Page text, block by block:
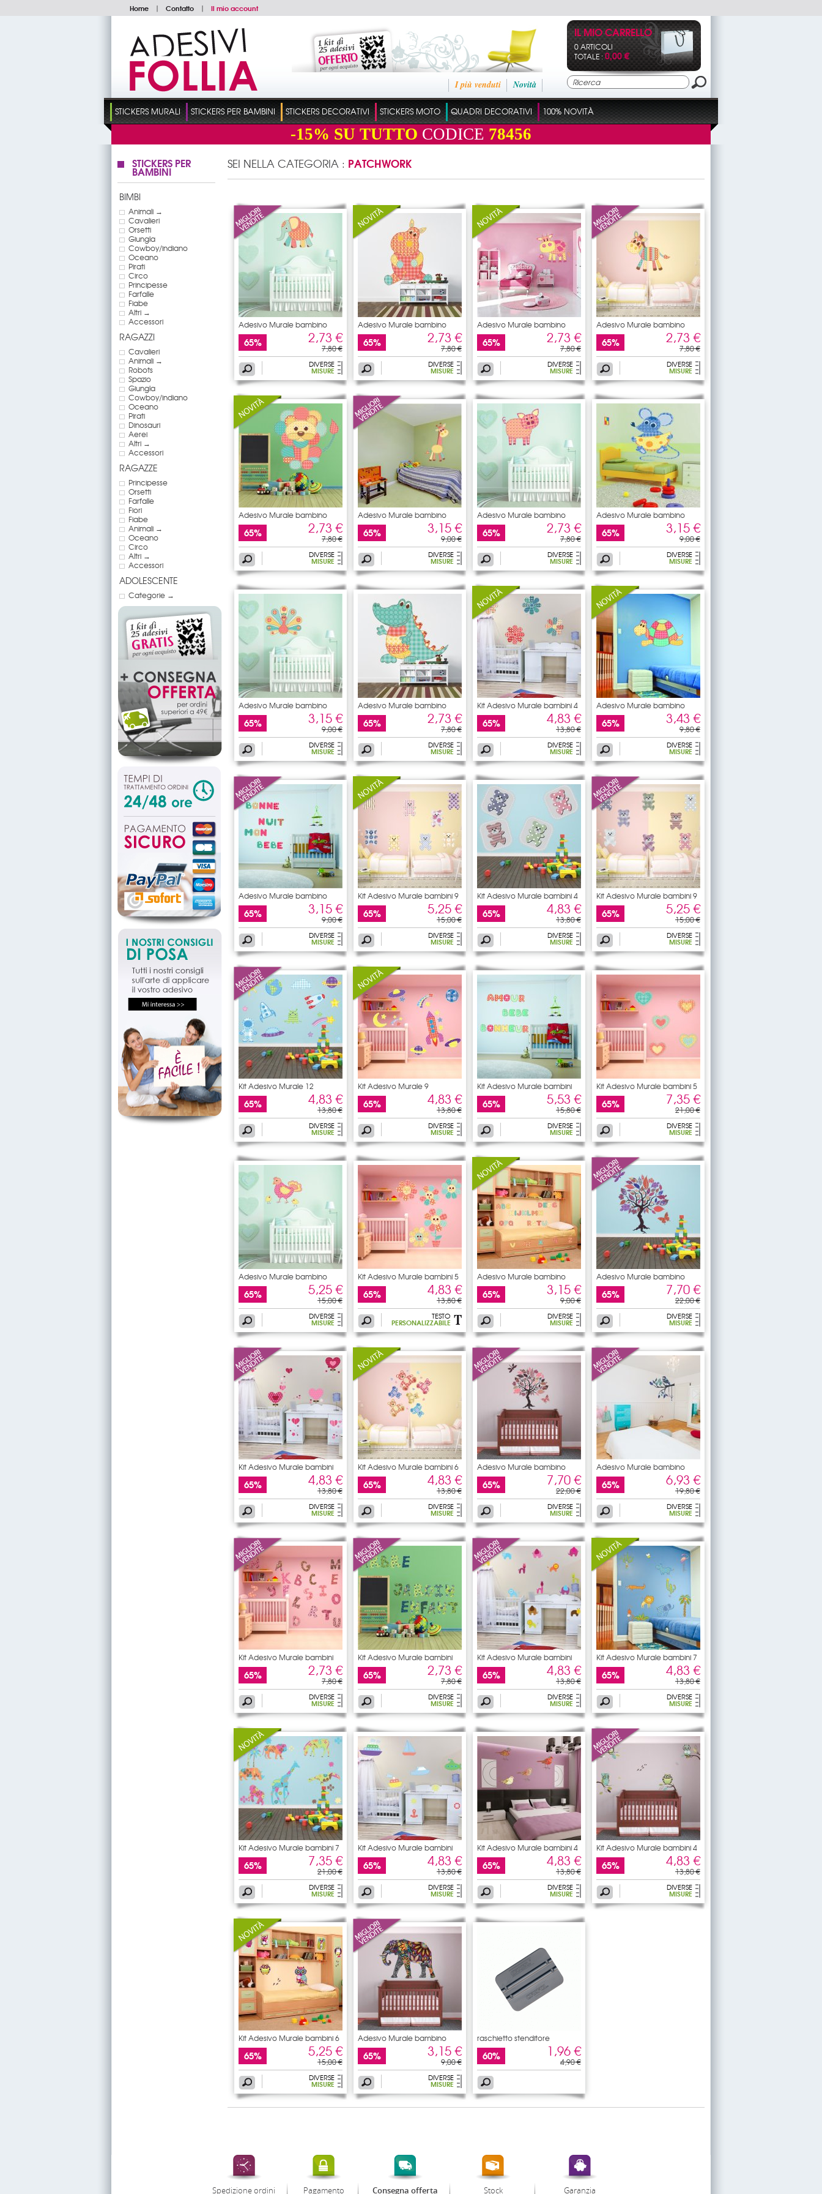
Home | Contatto | Il mio account
Novità
I più venduti
IL MIO CARRELLO
0 ARTICOLI
TOTALE :0,00 €
STICKERS MURALI STICKERS PER BAMBINI STICKERS DECORATIVI STICKERS MOTO QUADRI DECORATIVI 100% NOVITÀ
-15% SU TUTTO CODICE 78456
STICKERS PER
BAMBINI
BIMBI
Animali →
Cavalieri
Orsetti
Giungla
Cowboy/indiano
Oceano
Pirati
Circo
Principesse
Farfalle
Fiabe
Altri →
Accessori
RAGAZZI
Cavalieri
Animali →
Robots
Spazio
Giungla
Cowboy/indiano
Oceano
Pirati
Dinosauri
Aerei
Altri →
Accessori
RAGAZZE
Principesse
Orsetti
Farfalle
Fiori
Fiabe
Animali →
Oceano
Circo
Altri →
Accessori
ADOLESCENTE
Categorie →
SEI NELLA CATEGORIA : PATCHWORK
Adesivo Murale bambino
65% 2,73 €
7,80 €
DIVERSE
MISURE
Adesivo Murale bambino
65% 2,73 €
7,80 €
DIVERSE
MISURE
Adesivo Murale bambino
mucca
65% 2,73 €
7,80 €
DIVERSE
MISURE
Adesivo Murale bambino
65% 2,73 €
7,80 €
DIVERSE
MISURE
Adesivo Murale bambino
leone
65% 2,73 €
7,80 €
DIVERSE
MISURE
Adesivo Murale bambino
giraffa
65% 3,15 €
9,00 €
DIVERSE
MISURE
Adesivo Murale bambino
maiale
65% 2,73 €
7,80 €
DIVERSE
MISURE
Adesivo Murale bambino
souris
65% 3,15 €
9,00 €
DIVERSE
MISURE
Adesivo Murale bambino
pavone
65% 3,15 €
9,00 €
DIVERSE
MISURE
Adesivo Murale bambino
65% 2,73 €
7,80 €
DIVERSE
MISURE
Kit Adesivo Murale bambini 4
65% 4,83 €
13,80 €
DIVERSE
MISURE
Adesivo Murale bambino
65% 3,43 €
9,80 €
DIVERSE
MISURE
Adesivo Murale bambino
65% 3,15 €
9,00 €
DIVERSE
MISURE
Kit Adesivo Murale bambini 9
65% 5,25 €
15,00 €
DIVERSE
MISURE
Kit Adesivo Murale bambini 4
65% 4,83 €
13,80 €
DIVERSE
MISURE
Kit Adesivo Murale bambini 9
65% 5,25 €
15,00 €
DIVERSE
MISURE
Kit Adesivo Murale 12
65% 4,83 €
13,80 €
DIVERSE
MISURE
Kit Adesivo Murale 9
bambino
65% 4,83 €
13,80 €
DIVERSE
MISURE
Kit Adesivo Murale bambini
65% 5,53 €
15,80 €
DIVERSE
MISURE
Kit Adesivo Murale bambini 5
65% 7,35 €
21,00 €
DIVERSE
MISURE
Adesivo Murale bambino
gallina
65% 5,25 €
15,00 €
DIVERSE
MISURE
Kit Adesivo Murale bambini 5
65% 4,83 €
13,80 €
TESTO
PERSONALIZZABILE
Adesivo Murale bambino
65% 3,15 €
9,00 €
DIVERSE
MISURE
Adesivo Murale bambino
albero
65% 7,70 €
22,00 €
DIVERSE
MISURE
Kit Adesivo Murale bambini
65% 4,83 €
13,80 €
DIVERSE
MISURE
Kit Adesivo Murale bambini 6
65% 4,83 €
13,80 €
DIVERSE
MISURE
Adesivo Murale bambino
albero
65% 7,70 €
22,00 €
DIVERSE
MISURE
Adesivo Murale bambino
ramo
65% 6,93 €
19,80 €
DIVERSE
MISURE
Kit Adesivo Murale bambini
65% 2,73 €
7,80 €
DIVERSE
MISURE
Kit Adesivo Murale bambini
65% 2,73 €
7,80 €
DIVERSE
MISURE
Kit Adesivo Murale bambini
16
65% 4,83 €
13,80 €
DIVERSE
MISURE
Kit Adesivo Murale bambini 7
65% 4,83 €
13,80 €
DIVERSE
MISURE
Kit Adesivo Murale bambini 7
65% 7,35 €
21,00 €
DIVERSE
MISURE
Kit Adesivo Murale bambini
65% 4,83 €
13,80 €
DIVERSE
MISURE
Kit Adesivo Murale bambini 4
65% 4,83 €
13,80 €
DIVERSE
MISURE
Kit Adesivo Murale bambini 4
65% 4,83 €
13,80 €
DIVERSE
MISURE
Kit Adesivo Murale bambini 6
65% 5,25 €
15,00 €
DIVERSE
MISURE
Adesivo Murale bambino
65% 3,15 €
9,00 €
DIVERSE
MISURE
raschietto stenditore
60% 1,96 €
4,90 €
Spedizione ordini Pagamento Consegna offerta Stock Garanzia